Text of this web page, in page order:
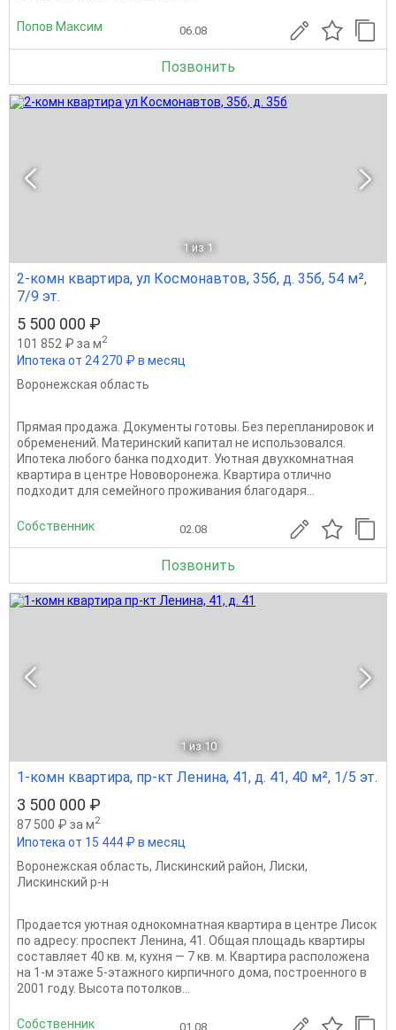
Попов Максим 06.08
Позвонить
1 из 1
2-комн квартира, ул Космонавтов, 35б, д. 35б, 54 м²,
7/9 эт.
5 500 000 ₽
101 852 ₽ за м2
Ипотека от 24 270 ₽ в месяц
Воронежская область
Прямая продажа. Документы готовы. Без перепланировок и
обременений. Материнский капитал не использовался.
Ипотека любого банка подходит. Уютная двухкомнатная
квартира в центре Нововоронежа. Квартира отлично
подходит для семейного проживания благодаря...
Собственник 02.08
Позвонить
1 из 10
1-комн квартира, пр-кт Ленина, 41, д. 41, 40 м², 1/5 эт.
3 500 000 ₽
87 500 ₽ за м2
Ипотека от 15 444 ₽ в месяц
Воронежская область, Лискинский район, Лиски,
Лискинский р-н
Продается уютная однокомнатная квартира в центре Лисок
по адресу: проспект Ленина, 41. Общая площадь квартиры
составляет 40 кв. м, кухня — 7 кв. м. Квартира расположена
на 1-м этаже 5-этажного кирпичного дома, построенного в
2001 году. Высота потолков...
Собственник 01.08